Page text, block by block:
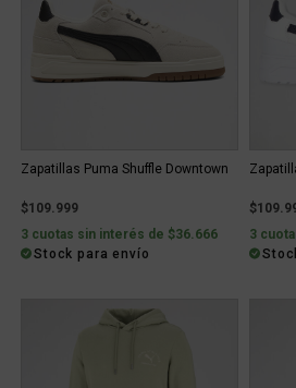
Zapatillas Puma Shuffle Downtown
$109.999
3 cuotas sin interés de $36.666
Stock para envío
3